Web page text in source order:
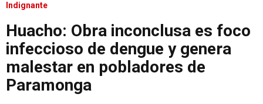
Indignante
Huacho: Obra inconclusa es foco
infeccioso de dengue y genera
malestar en pobladores de
Paramonga